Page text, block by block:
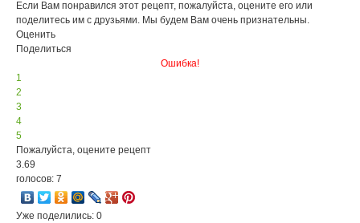
Если Вам понравился этот рецепт, пожалуйста, оцените его или
поделитесь им с друзьями. Мы будем Вам очень признательны.
Оценить
Поделиться
Ошибка!
1
2
3
4
5
Пожалуйста, оцените рецепт
3.69
голосов: 7
Уже поделились: 0